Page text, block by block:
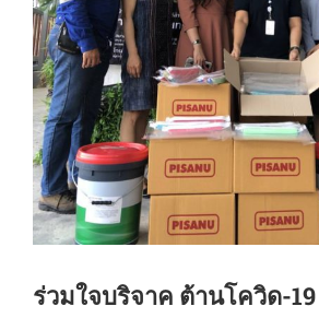
ร่วมใจบริจาค ต้านโควิด-19